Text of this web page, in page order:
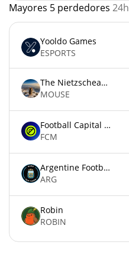
Mayores 5 perdedores 24h
Yooldo Games
ESPORTS
The Nietzschean Mouse
MOUSE
Football Capital Markets
FCM
Argentine Football Association Fan Token
ARG
Robin
ROBIN